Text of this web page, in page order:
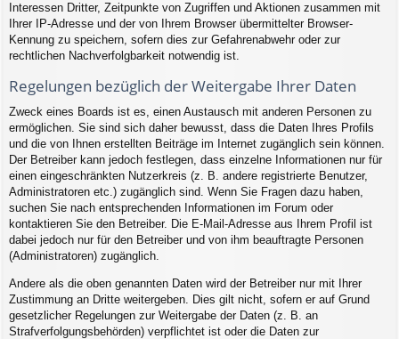
Interessen Dritter, Zeitpunkte von Zugriffen und Aktionen zusammen mit
Ihrer IP-Adresse und der von Ihrem Browser übermittelter Browser-
Kennung zu speichern, sofern dies zur Gefahrenabwehr oder zur
rechtlichen Nachverfolgbarkeit notwendig ist.
Regelungen bezüglich der Weitergabe Ihrer Daten
Zweck eines Boards ist es, einen Austausch mit anderen Personen zu
ermöglichen. Sie sind sich daher bewusst, dass die Daten Ihres Profils
und die von Ihnen erstellten Beiträge im Internet zugänglich sein können.
Der Betreiber kann jedoch festlegen, dass einzelne Informationen nur für
einen eingeschränkten Nutzerkreis (z. B. andere registrierte Benutzer,
Administratoren etc.) zugänglich sind. Wenn Sie Fragen dazu haben,
suchen Sie nach entsprechenden Informationen im Forum oder
kontaktieren Sie den Betreiber. Die E-Mail-Adresse aus Ihrem Profil ist
dabei jedoch nur für den Betreiber und von ihm beauftragte Personen
(Administratoren) zugänglich.
Andere als die oben genannten Daten wird der Betreiber nur mit Ihrer
Zustimmung an Dritte weitergeben. Dies gilt nicht, sofern er auf Grund
gesetzlicher Regelungen zur Weitergabe der Daten (z. B. an
Strafverfolgungsbehörden) verpflichtet ist oder die Daten zur